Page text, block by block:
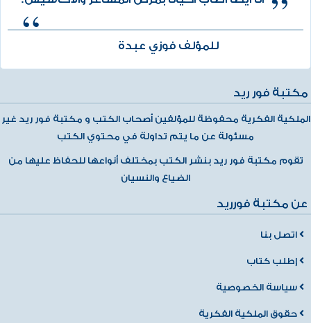
للمؤلف فوزي عبدة
مكتبة فور ريد
الملكية الفكرية محفوظة للمؤلفين أصحاب الكتب و مكتبة فور ريد غير
مسئولة عن ما يتم تداولة في محتوي الكتب
تقوم مكتبة فور ريد بنشر الكتب بمختلف أنواعها للحفاظ عليها من
الضياع والنسيان
عن مكتبة فورريد
اتصل بنا
إطلب كتاب
سياسة الخصوصية
حقوق الملكية الفكرية